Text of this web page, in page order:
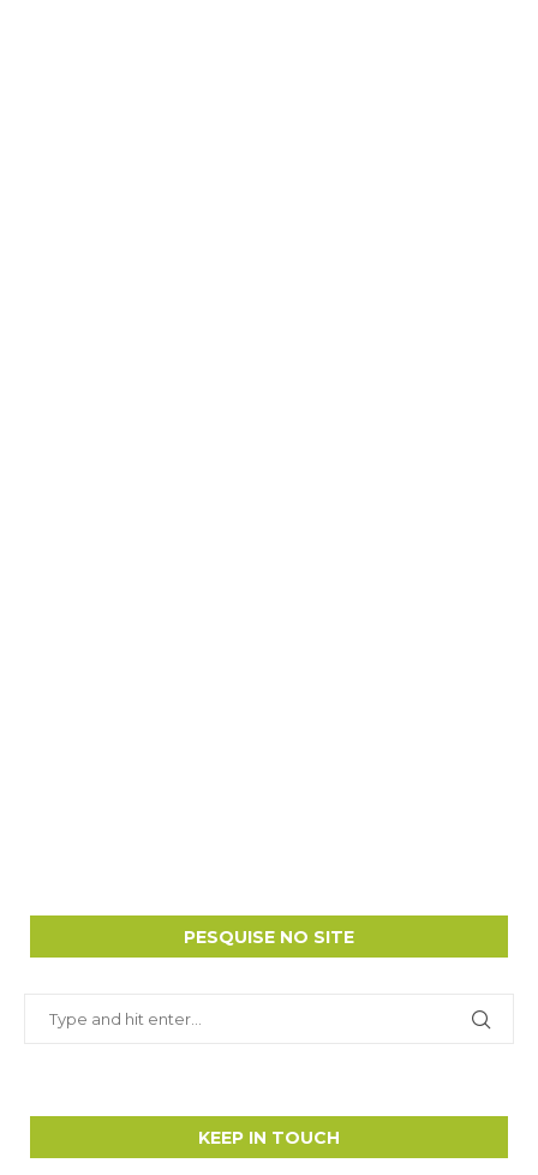
PESQUISE NO SITE
KEEP IN TOUCH